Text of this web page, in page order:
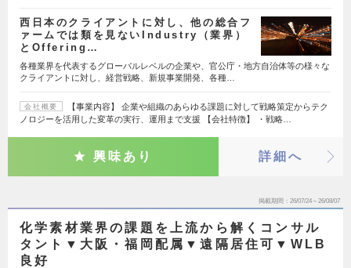
西日本のクライアントに対し、他の総合フ
ァームでは類を見ないIndustry（業界）
とOffering…
各種業界を代表するグローバルレベルの企業や、官公庁・地方自治体等の様々な
クライアントに対し、経営戦略、新規事業開発、各種…
会社概要
【事業内容】 企業や組織のあらゆる課題に対して戦略策定からテク
ノロジーを活用した変革の実行、運用まで支援 【会社特徴】 ・戦略…
興味あり 詳細へ
掲載期間 26/07/24～26/08/07
化学素材業界の課題を上流から解くコンサル
タント▼大阪・福岡配属▼遠隔居住可▼WLB
良好